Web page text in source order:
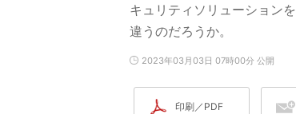
キュリティソリューション
違うのだろうか。
2023年03月03日 07時00分 公開
印刷／PDF